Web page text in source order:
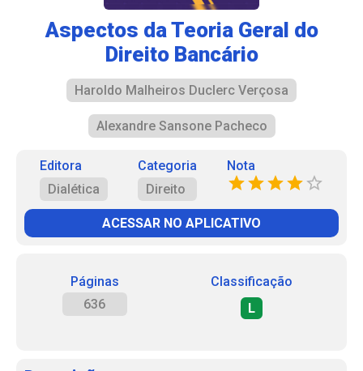
Aspectos da Teoria Geral do
Direito Bancário
Haroldo Malheiros Duclerc Verçosa
Alexandre Sansone Pacheco
Editora
Dialética
Categoria
Direito
Nota
ACESSAR NO APLICATIVO
Páginas
636
Classificação
L